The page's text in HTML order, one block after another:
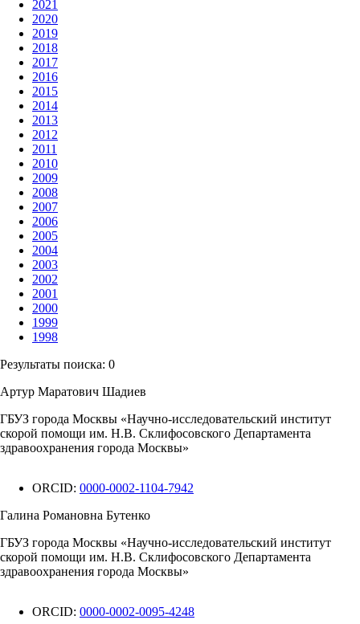
2021
2020
2019
2018
2017
2016
2015
2014
2013
2012
2011
2010
2009
2008
2007
2006
2005
2004
2003
2002
2001
2000
1999
1998
Результаты поиска: 0
Артур Маратович Шадиев
ГБУЗ города Москвы «Научно-исследовательский институт
скорой помощи им. Н.В. Склифосовского Департамента
здравоохранения города Москвы»
ORCID: 0000-0002-1104-7942
Галина Романовна Бутенко
ГБУЗ города Москвы «Научно-исследовательский институт
скорой помощи им. Н.В. Склифосовского Департамента
здравоохранения города Москвы»
ORCID: 0000-0002-0095-4248